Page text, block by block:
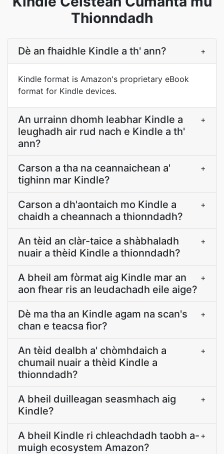
Thionndadh
Dè an fhaidhle Kindle a th' ann? +
Kindle format is Amazon's proprietary eBook
format for Kindle devices.
An urrainn dhomh leabhar Kindle a
leughadh air rud nach e Kindle a th'
ann?
+
Carson a tha na ceannaichean a'
tighinn mar Kindle?
+
Carson a dh'aontaich mo Kindle a
chaidh a cheannach a thionndadh?
+
An tèid an clàr-taice a shàbhaladh
nuair a thèid Kindle a thionndadh?
+
A bheil am fòrmat aig Kindle mar an
aon fhear ris an leudachadh eile aige?
+
Dè ma tha an Kindle agam na scan's
chan e teacsa fìor?
+
An tèid dealbh a' chòmhdaich a
chumail nuair a thèid Kindle a
thionndadh?
+
A bheil duilleagan seasmhach aig
Kindle?
+
A bheil Kindle ri chleachdadh taobh a-
muigh ecosystem Amazon?
+